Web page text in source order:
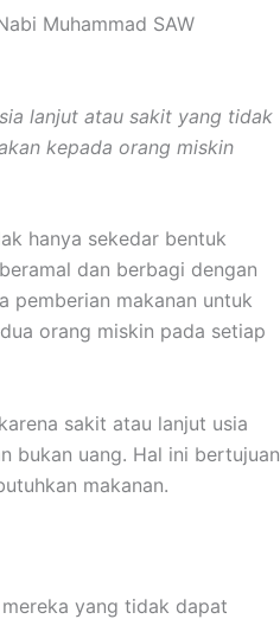
Muhammad SAW
lanjut atau sakit yang tidak
kepada orang miskin
hanya sekedar bentuk
dan berbagi dengan
pemberian makanan untuk
orang miskin pada setiap
sakit atau lanjut usia
bukan uang. Hal ini bertujuan
makanan.
yang tidak dapat